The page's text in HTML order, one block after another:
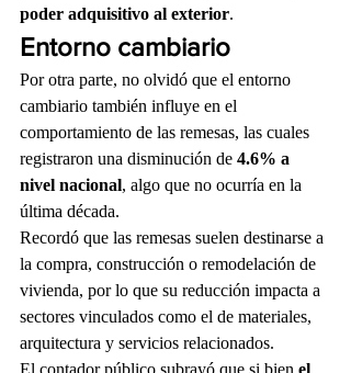
poder adquisitivo al exterior.
Entorno cambiario
Por otra parte, no olvidó que el entorno
cambiario también influye en el
comportamiento de las remesas, las cuales
registraron una disminución de 4.6% a
nivel nacional, algo que no ocurría en la
última década.
Recordó que las remesas suelen destinarse a
la compra, construcción o remodelación de
vivienda, por lo que su reducción impacta a
sectores vinculados como el de materiales,
arquitectura y servicios relacionados.